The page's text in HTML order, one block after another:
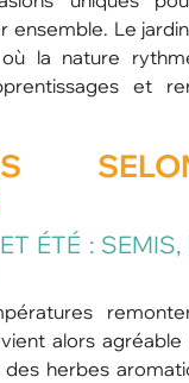
ensemble. Le
la nature
et
ÉTÉ : SEMIS,
alors
des herbes